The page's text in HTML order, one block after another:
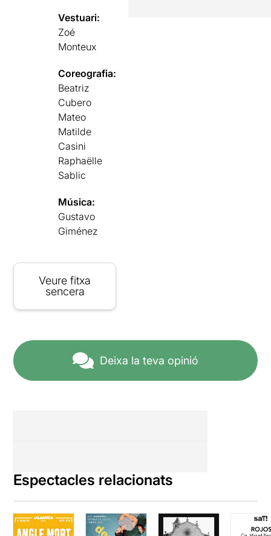
Vestuari:
Zoé
Monteux
Coreografia:
Beatriz
Cubero
Mateo
Matilde
Casini
Raphaëlle
Sablic
Música:
Gustavo
Giménez
Veure fitxa
sencera
Deixa la teva opinió
Espectacles relacionats